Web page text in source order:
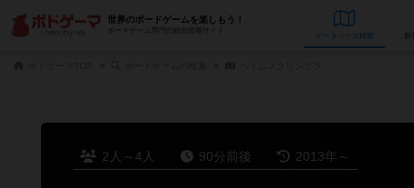
世界のボードゲームを楽しもう！
ボードゲーム専門の総合情報サイト
データベース
2人～4人 90分前後 2013年～